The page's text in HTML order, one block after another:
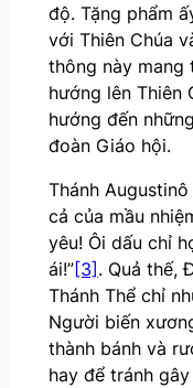
độ. Tặng phẩm
với Thiên Chúa
thông này mang
hướng lên Thiên
hướng đến
đoàn Giáo hội.
Thánh
cả của mầu
yêu! Ôi dấu chỉ
ái!”[3]. Quả thế,
Thánh Thể chỉ
Người biến
thành bánh và
hay để tránh